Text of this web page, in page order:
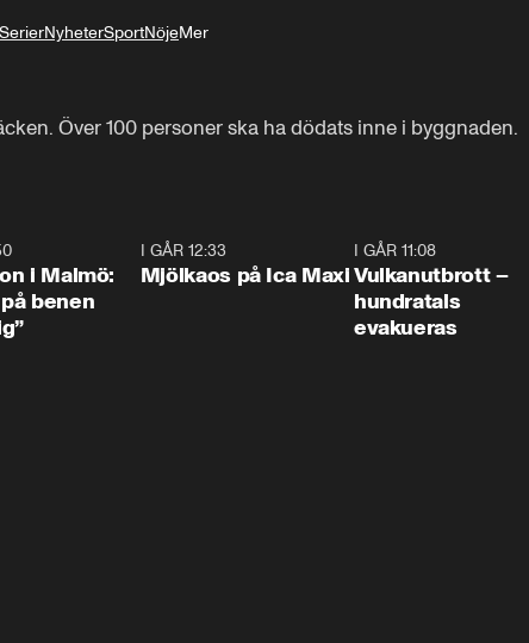
SerierNyheterSportNöjeMer
Över 100 personer ska ha dödats inne i byggnaden.
i Malmö:
benen
I GÅR 12:33
Mjölkaos på Ica Maxi
I GÅR 11:08
Vulkanutbrott –
hundratals
evakueras